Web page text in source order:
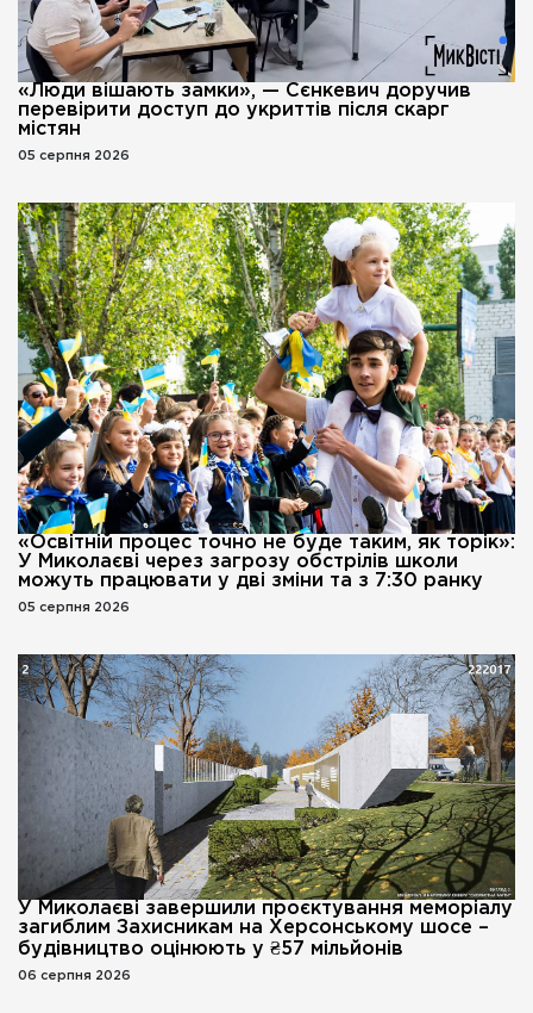
«Люди вішають замки», — Сєнкевич доручив
перевірити доступ до укриттів після скарг
містян
05 серпня 2026
«Освітній процес точно не буде таким, як торік»:
У Миколаєві через загрозу обстрілів школи
можуть працювати у дві зміни та з 7:30 ранку
05 серпня 2026
У Миколаєві завершили проєктування меморіалу
загиблим Захисникам на Херсонському шосе –
будівництво оцінюють у ₴57 мільйонів
06 серпня 2026